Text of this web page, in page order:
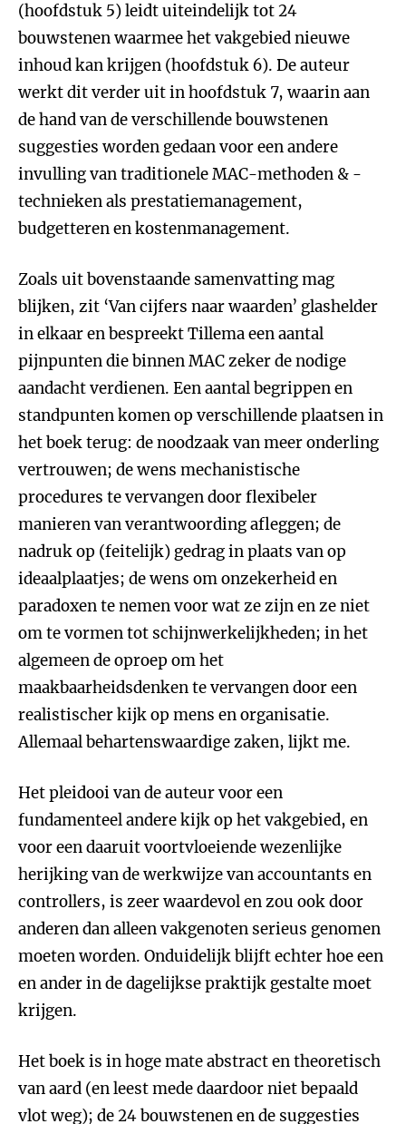
(hoofdstuk 5) leidt uiteindelijk tot 24
bouwstenen waarmee het vakgebied nieuwe
inhoud kan krijgen (hoofdstuk 6). De auteur
werkt dit verder uit in hoofdstuk 7, waarin aan
de hand van de verschillende bouwstenen
suggesties worden gedaan voor een andere
invulling van traditionele MAC-methoden & -
technieken als prestatiemanagement,
budgetteren en kostenmanagement.
Zoals uit bovenstaande samenvatting mag
blijken, zit ‘Van cijfers naar waarden’ glashelder
in elkaar en bespreekt Tillema een aantal
pijnpunten die binnen MAC zeker de nodige
aandacht verdienen. Een aantal begrippen en
standpunten komen op verschillende plaatsen in
het boek terug: de noodzaak van meer onderling
vertrouwen; de wens mechanistische
procedures te vervangen door flexibeler
manieren van verantwoording afleggen; de
nadruk op (feitelijk) gedrag in plaats van op
ideaalplaatjes; de wens om onzekerheid en
paradoxen te nemen voor wat ze zijn en ze niet
om te vormen tot schijnwerkelijkheden; in het
algemeen de oproep om het
maakbaarheidsdenken te vervangen door een
realistischer kijk op mens en organisatie.
Allemaal behartenswaardige zaken, lijkt me.
Het pleidooi van de auteur voor een
fundamenteel andere kijk op het vakgebied, en
voor een daaruit voortvloeiende wezenlijke
herijking van de werkwijze van accountants en
controllers, is zeer waardevol en zou ook door
anderen dan alleen vakgenoten serieus genomen
moeten worden. Onduidelijk blijft echter hoe een
en ander in de dagelijkse praktijk gestalte moet
krijgen.
Het boek is in hoge mate abstract en theoretisch
van aard (en leest mede daardoor niet bepaald
vlot weg); de 24 bouwstenen en de suggesties